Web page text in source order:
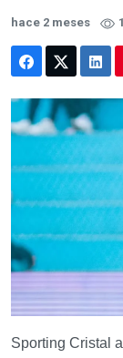
hace 2 meses
Sporting Cristal